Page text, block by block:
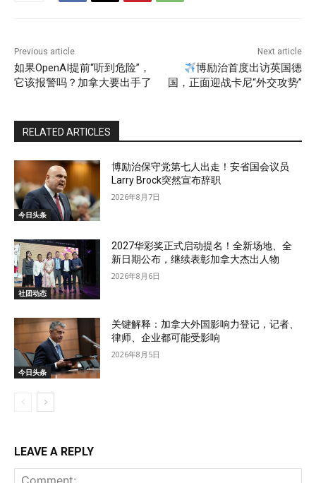
Previous article
如果OpenAI提前“听到危险”，
它该报警吗？加拿大要出手了
Next article
博励治首度出访英国德
国，正面迎战卡尼“外交攻势”
RELATED ARTICLES
今日头条
博励治保守党第七人出走！安省国会议员
Larry Brock突然宣布辞职
2026年8月7日
社团动态
2027华彩奖正式启动提名！全新场地、全
新日期公布，继续表彰加拿大杰出人物
2026年8月6日
今日头条
关键解释：加拿大外国影响力登记，记者、
律师、企业都可能受影响
2026年8月5日
LEAVE A REPLY